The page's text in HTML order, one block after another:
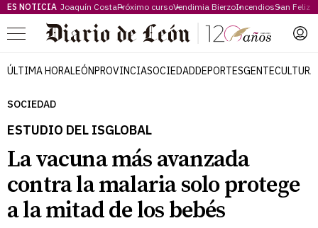
ES NOTICIA Joaquín CostaPróximo cursoVendimia BierzoIncendiosSan Feliz
Menú
ÚLTIMA HORALEÓNPROVINCIASOCIEDADDEPORTESGENTECULTURA
SOCIEDAD
ESTUDIO DEL ISGLOBAL
La vacuna más avanzada
contra la malaria solo protege
a la mitad de los bebés